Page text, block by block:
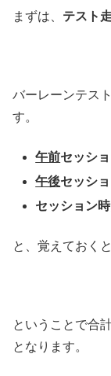
まずは、 テスト
バーレーンテス
す。
午前セッショ
午後セッショ
セッション
と、覚えておく
ということで合計
となります。